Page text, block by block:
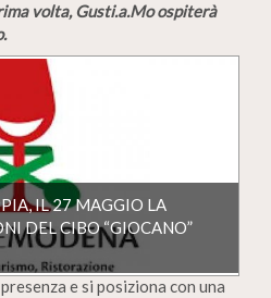
volta, Gusti.a.Mo ospiterà
IL 27 MAGGIO LA
DEL CIBO “GIOCANO”
e si posiziona con una